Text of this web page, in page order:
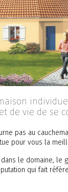
de vie de se
pas au
pour vous la
le domaine, le
qui fait